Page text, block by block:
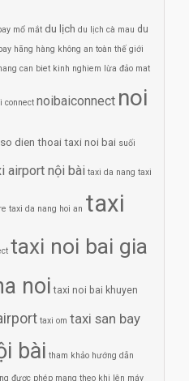
mổ mắt du lịch du lịch cà mau du
hãng hàng không an toàn thế giới
can biet kinh nghiem lừa đảo mat
connect noibaiconnect noi
so dien thoai taxi noi bai suối
airport nội bài taxi da nang taxi
taxi da nang hoi an taxi
taxi noi bai gia
noi taxi noi bai khuyen
taxi om taxi san bay
bài tham khảo hướng dẫn
được phép mang theo khi lên máy